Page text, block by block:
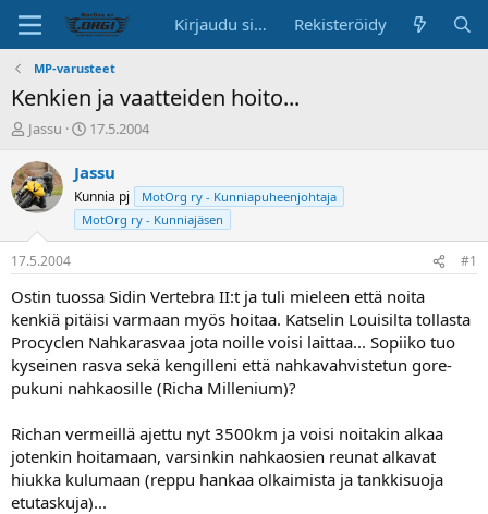
Kirjaudu sisään Rekisteröidy
MP-varusteet
Kenkien ja vaatteiden hoito...
K
s
k
u
t
e
u
n
a
l
o
t
a
j
a
Jassu
A
o
t
u
s
i
v
ä
17.5.2004
Jassu
Kunnia pj
MotOrg ry - Kunniapuheenjohtaja
MotOrg ry - Kunniajäsen
17.5.2004 #1
Ostin tuossa Sidin Vertebra II:t ja tuli mieleen että noita
kenkiä pitäisi varmaan myös hoitaa. Katselin Louisilta tollasta
Procyclen Nahkarasvaa jota noille voisi laittaa... Sopiiko tuo
kyseinen rasva sekä kengilleni että nahkavahvistetun gore-
pukuni nahkaosille (Richa Millenium)?
Richan vermeillä ajettu nyt 3500km ja voisi noitakin alkaa
jotenkin hoitamaan, varsinkin nahkaosien reunat alkavat
hiukka kulumaan (reppu hankaa olkaimista ja tankkisuoja
etutaskuja)...